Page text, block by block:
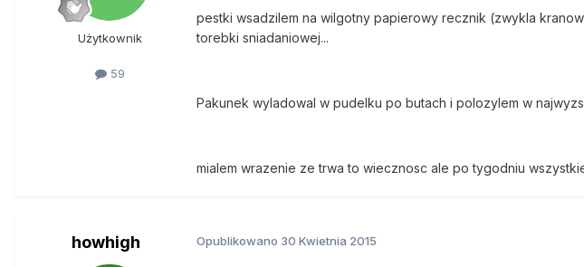
Użytkownik
59
pestki wsadzilem na wilgotny papierowy recznik (zwykla
torebki sniadaniowej...
Pakunek wyladowal w pudelku po butach i polozylem w
mialem wrazenie ze trwa to wiecznosc ale po tygodniu
howhigh Opublikowano 30 Kwietnia 2015